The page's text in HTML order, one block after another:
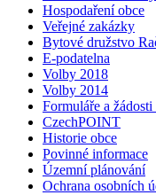
Hospodaření obce
Veřejné zakázky
Bytové družstvo
E-podatelna
Volby 2018
Volby 2014
Formuláře a žádosti
CzechPOINT
Historie obce
Povinné informace
Územní plánování
Ochrana osobních